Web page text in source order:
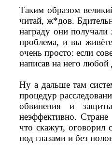
Таким образом
читай, ж*дов.
награду они
проблема, и вы
очень просто: если
написав на него любой
Ну а дальше там
процедур
обвинения и
неэффективно.
что скажут, оговорил
под глазами и без